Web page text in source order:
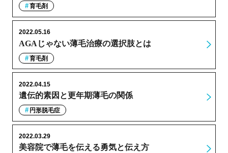
育毛剤
AGAじゃない薄毛治療の選択肢とは
2022.05.16
育毛剤
遺伝的素因と更年期薄毛の関係
2022.04.15
円形脱毛症
美容院で薄毛を伝える勇気と伝え方
2022.03.29